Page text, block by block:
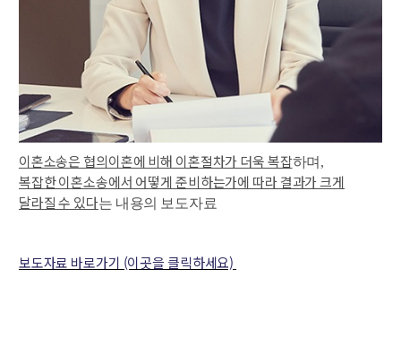
이혼소송은 협의이혼에 비해 이혼절차가 더욱 복잡하며,
복잡한 이혼소송에서 어떻게 준비하는가에 따라 결과가 크게
달라질 수 있다는 내용의 보도자료
보도자료 바로가기 (이곳을 클릭하세요)